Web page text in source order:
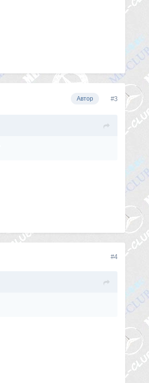
Автор #3
#4